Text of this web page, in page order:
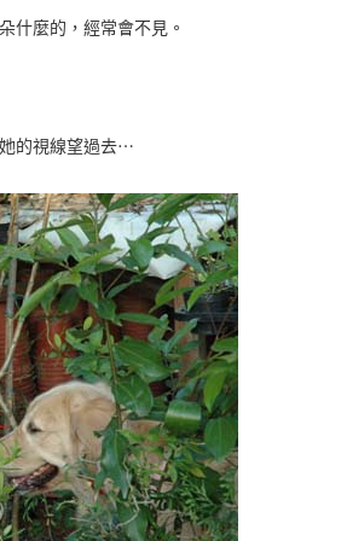
什麼的，經常會不見。
的視線望過去⋯